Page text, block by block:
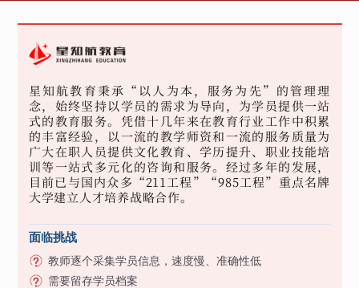
星知航教育秉承“以人为本，服务为先”的管理理
念，始终坚持以学员的需求为导向，为学员提供一站
式的教育服务。凭借十几年来在教育行业工作中积累
的丰富经验，以一流的教学师资和一流的服务质量为
广大在职人员提供文化教育、学历提升、职业技能培
训等一站式多元化的咨询和服务。经过多年的发展，
目前已与国内众多“211工程”“985工程”重点名牌
大学建立人才培养战略合作。
面临挑战
教师逐个采集学员信息，速度慢、准确性低
需要留存学员档案